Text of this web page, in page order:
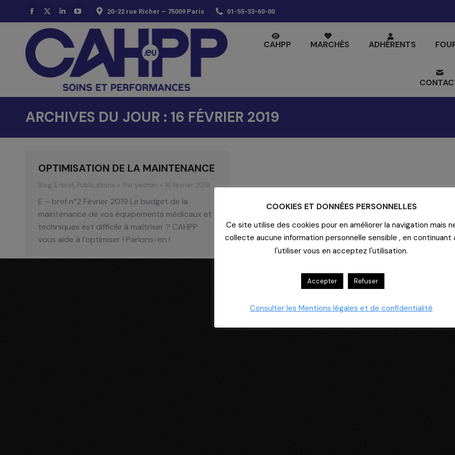
La
page
Facebook
s'ouvre
dans
nouvelle
fenêtre
La
page
s'ouvre
dans
nouvelle
fenêtre
La
page
LinkedIn
s'ouvre
dans
une
nouvelle
fenêtre
La
page
YouTube
s'ouvre
dans
une
nouvelle
fenêtre
20-22 rue Richer – 75009 Paris 01-55-33-60-00
CAHPP MARCHÉS ADHÉRENTS
ARCHIVES DU JOUR : 16 FÉVRIER 2019
OPTIMISATION DE LA MAINTENANCE
Blog, E-bref, Publications Par yadmin 16 février 2019
E – bref n°2 Février 2019 Le budget de la
maintenance de vos équipements médicaux et
techniques est difficile à maîtriser ? CAHPP
vous aide à l’optimiser ! Parlons-en !
COOKIES ET DONNÉES PERSONNELLES
Ce site utilise des cookies pour en améliorer la navigation mais
collecte aucune information personnelle sensible , en continuant
l'utiliser vous en acceptez l'utilisation.
Accepter Refuser
Consulter les Mentions légales et de confidentialité